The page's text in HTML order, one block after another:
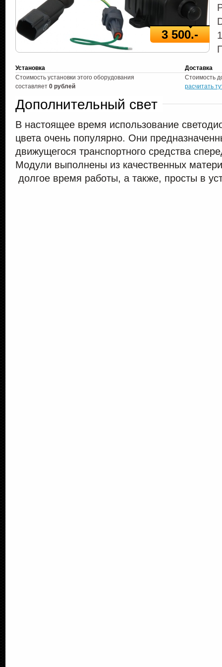
3 500.-
Установка
Доставка
Стоимость установки этого оборудования
составляет 0 рублей
Стоимость
расчитать
Дополнительный свет
В настоящее время использование
цвета очень популярно. Они
движущегося транспортного средства
Модули выполнены из качественных
долгое время работы, а также, просты в